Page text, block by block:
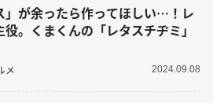
」が余ったら作ってほしい…！レ
役。くまくんの「レタスチヂミ」
メ 2024.09.08